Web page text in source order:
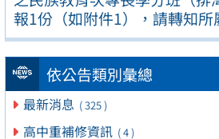
報1份（如附件1），請轉知所
依公告類別彙總
最新消息 ( 325 )
高中重補修資訊 ( 4 )